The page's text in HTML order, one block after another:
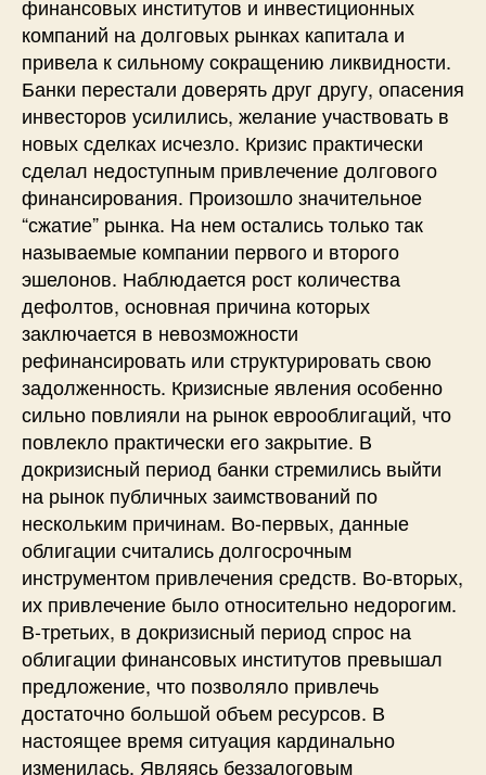
финансовых институтов и инвестиционных
компаний на долговых рынках капитала и
привела к сильному сокращению ликвидности.
Банки перестали доверять друг другу, опасения
инвесторов усилились, желание участвовать в
новых сделках исчезло. Кризис практически
сделал недоступным привлечение долгового
финансирования. Произошло значительное
“сжатие” рынка. На нем остались только так
называемые компании первого и второго
эшелонов. Наблюдается рост количества
дефолтов, основная причина которых
заключается в невозможности
рефинансировать или структурировать свою
задолженность. Кризисные явления особенно
сильно повлияли на рынок еврооблигаций, что
повлекло практически его закрытие. В
докризисный период банки стремились выйти
на рынок публичных заимствований по
нескольким причинам. Во-первых, данные
облигации считались долгосрочным
инструментом привлечения средств. Во-вторых,
их привлечение было относительно недорогим.
В-третьих, в докризисный период спрос на
облигации финансовых институтов превышал
предложение, что позволяло привлечь
достаточно большой объем ресурсов. В
настоящее время ситуация кардинально
изменилась. Являясь беззалоговым